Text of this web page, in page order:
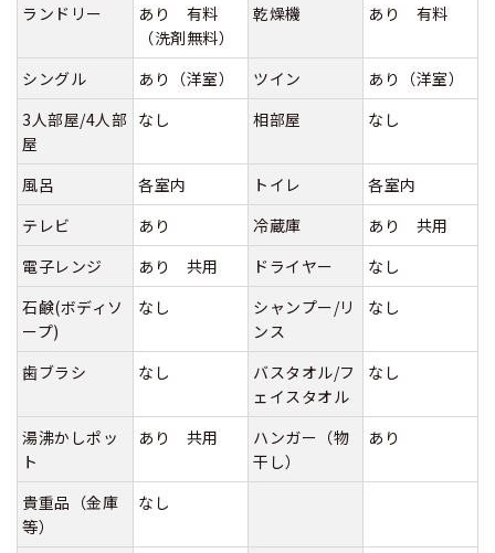
ランドリー
あり 有料
（洗剤無料）
乾燥機 あり 有料
シングル あり（洋室） ツイン
あり（洋室）
3人部屋/4人部
屋
なし 相部屋 なし
風呂 各室内 トイレ
各室内
テレビ
あり 冷蔵庫
あり 共用
電子レンジ
あり 共用 ドライヤー
なし
石鹸(ボディソ
ープ)
なし
シャンプー/リ
ンス
なし
歯ブラシ なし
バスタオル/フ
ェイスタオル
なし
湯沸かしポッ
ト
あり 共用
ハンガー（物
干し）
あり
貴重品（金庫
等）
なし